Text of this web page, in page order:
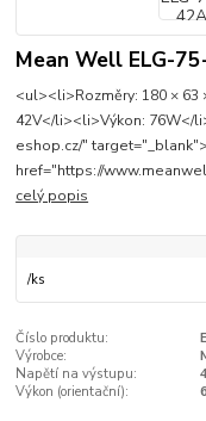
Mean Well ELG-
<ul><li>Rozměry: 180 × 63
42V</li><li>Výkon:
eshop.cz/"
href="https://
celý popis
/ks
Číslo produktu:
Výrobce:
Napětí na výstupu:
Výkon (orientační­):